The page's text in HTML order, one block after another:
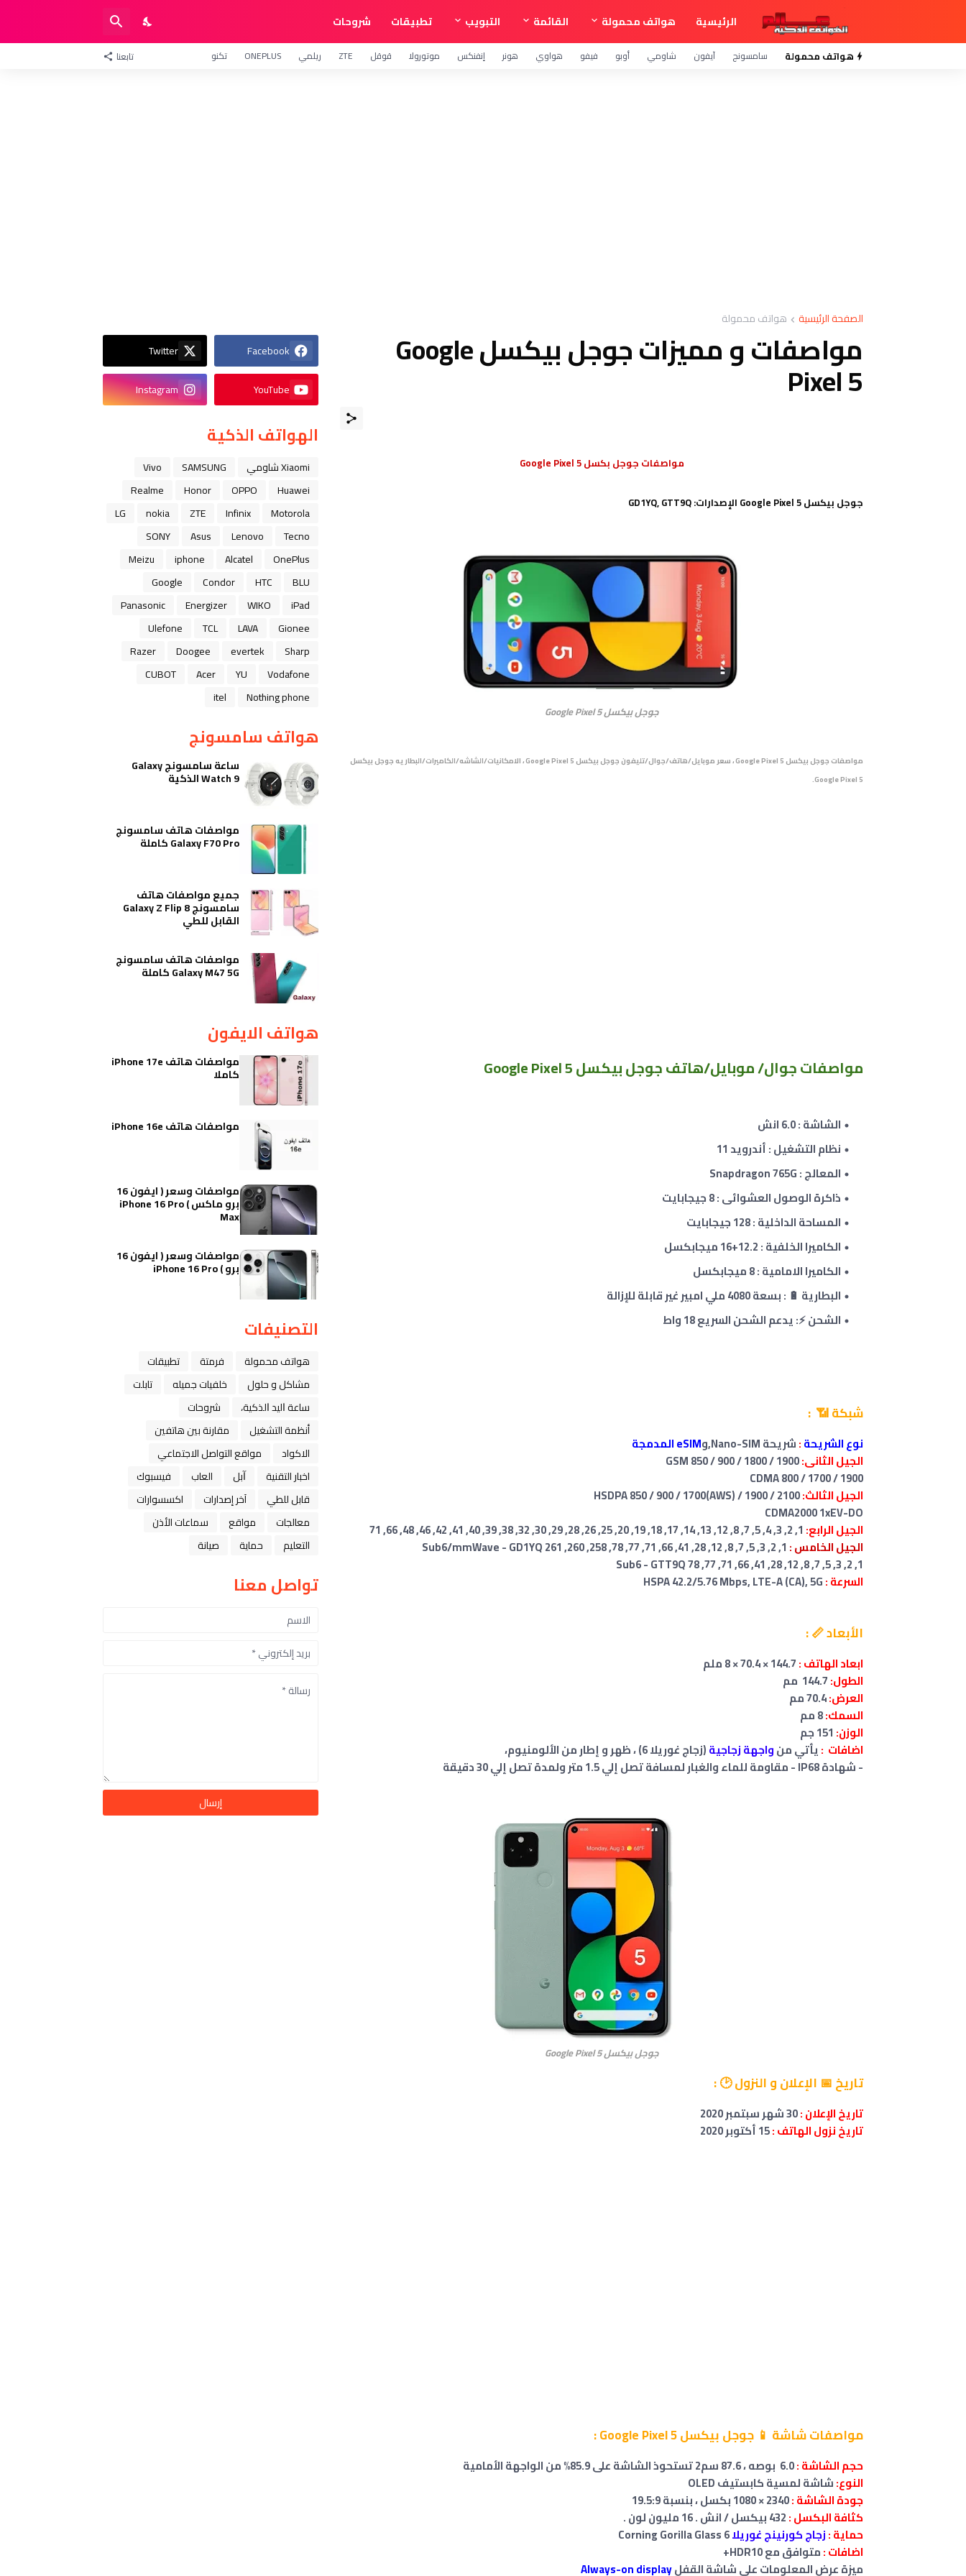
الرئيسية هواتف محمولة القائمة التبويب تطبيقات شروحات
هواتف محمولة سامسونج آيفون شاومي أوبو فيفو هواوي هونر إنفنكس موتورولا قوقل ZTE ريلمي ONEPLUS تكنو تابعنا
الصفحة الرئيسية هواتف محمولة
مواصفات و مميزات جوجل بيكسل Google
Pixel 5
مواصفات جوجل بكسل Google Pixel 5
جوجل بيكسل Google Pixel 5 الإصدارات: GD1YQ, GTT9Q
جوجل بيكسل Google Pixel 5
مواصفات جوجل بيكسل Google Pixel 5 ، سعر موبايل/ ه
اتف/جوال/تليفون جوجل بيكسل Google Pixel 5 ، الامكانيات/الشاشه/الكاميرات/البطاريه جوجل بيكسل
Google Pixel 5.
مواصفات جوال/ موبايل/هاتف جوجل بيكسل Google Pixel 5
الشاشة : 6.0 انش
نظام التشغيل : أندرويد 11
المعالج : Snapdragon 765G
ذاكرة الوصول العشوائى :8جيجابايت
المساحة الداخلية :128جيجابايت
الكاميرا الخلفية : 12.2+16 ميجابكسل
الكاميرا الامامية : 8 ميجابكسل
البطارية 🔋 : بسعة 4080 ملي امبير غير قابلة للإزالة
الشحن ⚡: يدعم الشحن السريع18 واط
شبكة 📶 :
نوع الشريحة:شريحة Nano-SIM, وeSIM المدمجة
الجيل الثانى:
CDMA 800 / 1700 / 1900
الجيل الثالث:
CDMA2000 1xEV-DO
الجيل الرابع:
الجيل الخامس : 1, 2, 3, 5, 7, 8, 12, 28, 41, 66, 71, 77, 78, 258, 260, 261 Sub6/mmWave - GD1YQ
1, 2, 3, 5, 7, 8, 12, 28, 41, 66, 71, 77, 78 Sub6 - GTT9Q
السرعة :
الأبعاد 📏 :
ابعاد الهاتف :
الطول:
العرض:
السمك:
الوزن:
اضافات :يأتي منواجهة زجاجية(زجاج غوريلا 6) ، ظهر وإطار من الألومنيوم،
- شهادة IP68 - مقاومة للماء والغبار لمسافة تصل إلي 1.5 متر ولمدة تصل إلي 30 دقيقة
جوجل بيكسل Google Pixel 5
تاريخ 📅 الإعلان و النزول 🕑 :
تاريخ الإعلان :
تاريخ نزول الهاتف :15 أكتوبر 2020
مواصفات شاشة 📱 جوجل بيكسل Google Pixel 5 :
حجمالشاشة:
النوع:شاشة لمسية كابستيف OLED
جودة الشاشة :
كثافة البكسل :
حماية :زجاج كورنينج غوريلاCorning Gorilla Glass 6
اضافات :متوافق مع HDR10+
ميزة عرض المعلومات على شاشة القفلAlways-on display
Facebook
Twitter
YouTube
Instagram
الهواتف الذكية
Xiaomi شاومي SAMSUNG
Vivo
Huawei
OPPO
Honor
Realme
Motorola
Infinix
ZTE
nokia
LG
Tecno
Lenovo
Asus
SONY
OnePlus
Alcatel
iphone
Meizu
BLU
HTC
Condor
Google
iPad
WIKO
Energizer
Panasonic
Gionee
LAVA
TCL
Ulefone
Sharp
evertek
Doogee
Razer
Vodafone
YU
Acer
CUBOT
Nothing phone
itel
هواتف سامسونج
ساعة سامسونج Galaxy
Watch 9 الذكية
مواصفات هاتف سامسونج
Galaxy F70 Pro كاملة
جميع مواصفات هاتف
سامسونج Galaxy Z Flip 8
القابل للطي
مواصفات هاتف سامسونج
Galaxy M47 5G كاملة
هواتف الايفون
مواصفات هاتف iPhone 17e
كاملا
مواصفات هاتف iPhone 16e
مواصفات وسعر ( ايفون 16
برو ماكس ) iPhone 16 Pro
Max
مواصفات وسعر ( ايفون 16
برو ) iPhone 16 Pro
التصنيفات
هواتف محمولة فرمتة
تطبيقات
مشاكل و حلول
خلفيات جميله
تابلت
ﺳﺎﻋﺔ ﺍﻟﻴﺪ ﺍﻟﺬﻛﻴﺔ،
شروحات
أنظمة التشغيل
مقارنة بين هاتفين
الاكواد
مواقع التواصل الاجتماعي
اخبار التقنية
ﺁﺑﻞ العاب
فيسبوك
قابل للطي
آخر إصدارات
اكسسوارات
معالجات
مواقع
سماعات الأذن
التعليم
حماية صيانة
تواصل معنا